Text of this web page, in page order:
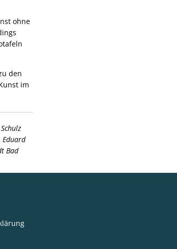
ohne
den
im
Eduard
Bad